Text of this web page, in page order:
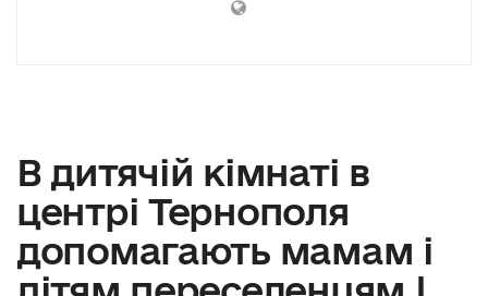
В дитячій кімнаті в
центрі Тернополя
допомагають мамам і